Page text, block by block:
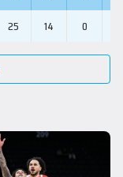
25 14 0